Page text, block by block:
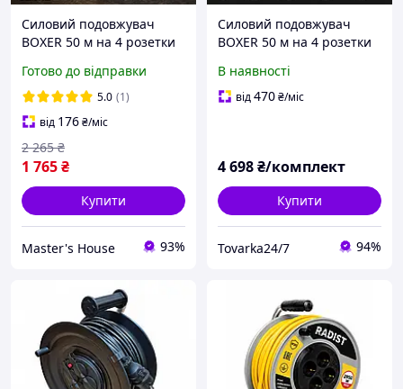
Силовий подовжувач
BOXER 50 м на 4 розетки
Захист від
перевантаження
Переноска 220 В Польща
Готово до відправки
5.0 (1)
від 176₴/міс
1 765₴
2 265 ₴
Купити
Master's House 93%
Силовий подовжувач
BOXER 50 м на 4 розетки
Захист від
перевантаження
В наявності
від470₴/міс
4 698₴/комплект
Купити
Tovarka24/7 94%